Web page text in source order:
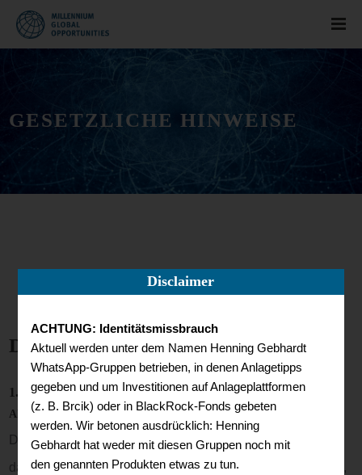
GESETZLICHE HINWEISE
Disclaimer
ACHTUNG: Identitätsmissbrauch
Aktuell werden unter dem Namen Henning Gebhardt
WhatsApp-Gruppen betrieben, in denen Anlagetipps
gegeben und um Investitionen auf Anlageplattformen
(z. B. Brcik) oder in BlackRock-Fonds gebeten
werden. Wir betonen ausdrücklich: Henning
Gebhardt hat weder mit diesen Gruppen noch mit
den genannten Produkten etwas zu tun.
DATENSCHUTZ
1. Datenschutz auf einen Blick
Allgemeine Hinweise
Die folgenden Hinweise geben einen einfachen Überblick
darüber, was mit Ihren personenbezogenen Daten passiert,